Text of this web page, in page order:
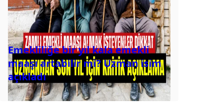
Emekliliğe bir yıl kala emekli
maaşı artabilir mi? Uzman isim
açıkladı